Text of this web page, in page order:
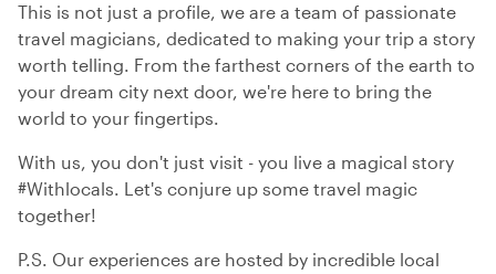
This is not just a profile, we are a team of passionate
travel magicians, dedicated to making your trip a story
worth telling. From the farthest corners of the earth to
your dream city next door, we're here to bring the
world to your fingertips.
With us, you don't just visit - you live a magical story
#Withlocals. Let's conjure up some travel magic
together!
P.S. Our experiences are hosted by incredible local